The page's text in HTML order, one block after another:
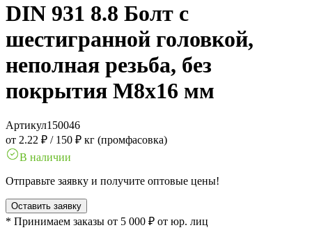
DIN 931 8.8 Болт с
шестигранной головкой,
неполная резьба, без
покрытия M8x16 мм
Артикул150046
от 2.22 ₽ / 150 ₽ кг (промфасовка)
В наличии
Отправьте заявку и получите оптовые цены!
Оставить заявку
* Принимаем заказы от 5 000 ₽ от юр. лиц